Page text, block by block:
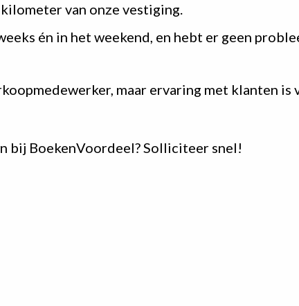
van onze vestiging.
én in het weekend, en hebt er geen
maar ervaring met klanten
bij BoekenVoordeel? Solliciteer snel!